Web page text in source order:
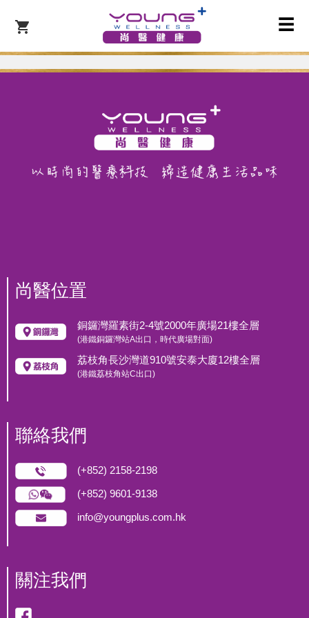
☰
尚醫位置
銅鑼灣羅素街2-4號2000年廣場21樓全層
(港鐵銅鑼灣站A出口，時代廣場對面)
荔枝角長沙灣道910號安泰大廈12樓全層
(港鐵荔枝角站C出口)
聯絡我們
(+852) 2158-2198
(+852) 9601-9138
info@youngplus.com.hk
關注我們